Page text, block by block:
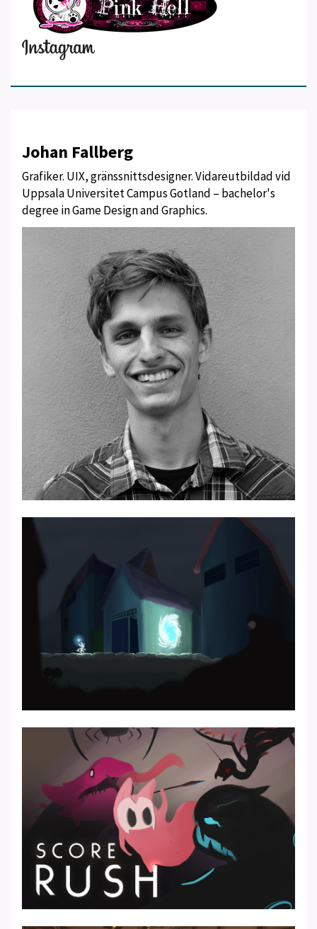
Johan Fallberg
Grafiker. UIX, gränssnittsdesigner. Vidareutbildad vid
Uppsala Universitet Campus Gotland – bachelor's
degree in Game Design and Graphics.